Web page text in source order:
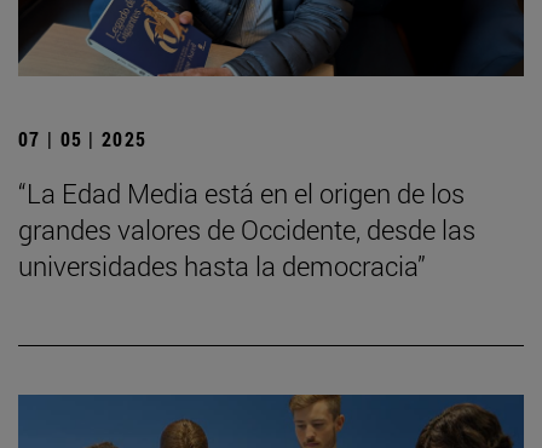
07 | 05 | 2025
“La Edad Media está en el origen de los
grandes valores de Occidente, desde las
universidades hasta la democracia”